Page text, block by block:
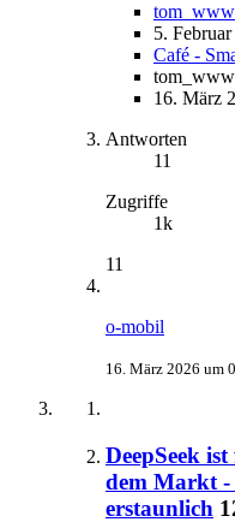
tom_www
5.
Café -
tom_www
16. März
Antworten
11
Zugriffe
1k
11
o-mobil
16. März 2026 um
DeepSeek
dem Markt -
erstaunlich